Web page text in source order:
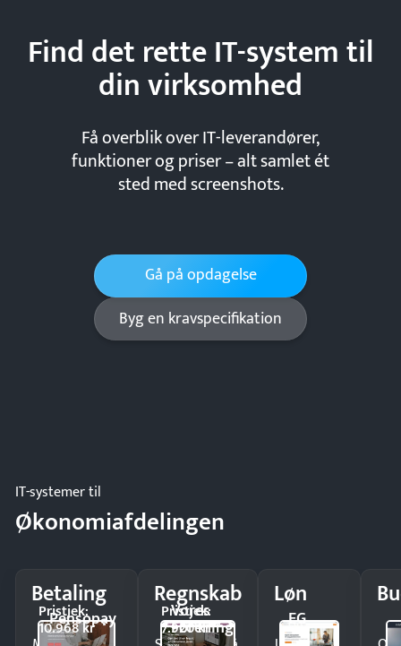
Find det rette IT-system til
dinvirksomhed
Få overblik over IT-leverandører,
funktioner og priser – alt samlet ét
sted med screenshots.
Gå på opdagelse
Byg en kravspecifikation
IT-systemer til
Økonomiafdelingen
Betaling
Pensopay
Pristjek:
10.968 kr
Regnskab
Vores
Forening
Pristjek:
7.920 kr
Løn
EG